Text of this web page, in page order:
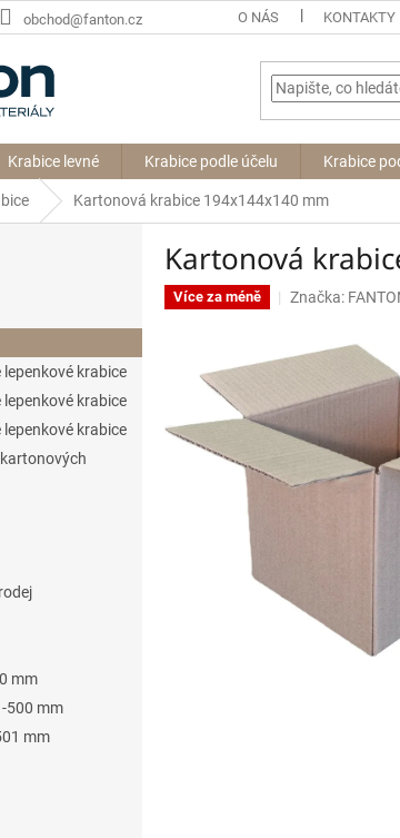
obchod@fanton.cz O NÁS KONTAKTY
Krabice levné Krabice podle účelu Krabice
Kartonová krabice 194x144x140 mm
krabice
krabice
krabice
mm
500 mm
mm
Kartonová
Více za méně Značka: